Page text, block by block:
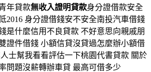
年貸款無收入證明貸款身分證借款安全
2016 身分證借錢安不安全南投汽車借錢
是什麼信用不良貸款 不好意思向親戚朋
證件借錢 小額信貸沒貸過怎麼辦小額借
士幫我看看評估一下桃園代書貸款 關於
問題沒薪轉辦車貸 最高可借多少